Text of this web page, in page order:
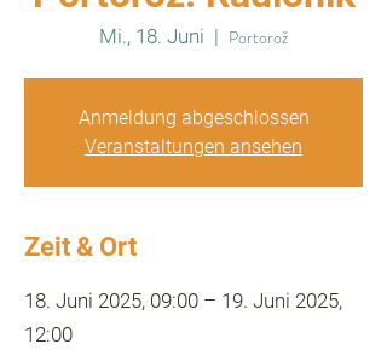
Mi., 18. Juni
  |
Portorož
Anmeldung abgeschlossen
Veranstaltungen ansehen
Zeit & Ort
18. Juni 2025, 09:00 – 19. Juni 2025,
12:00